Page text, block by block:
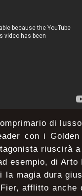
di
con i
riuscirà
esempio, di
la magia dura
afflitto anche